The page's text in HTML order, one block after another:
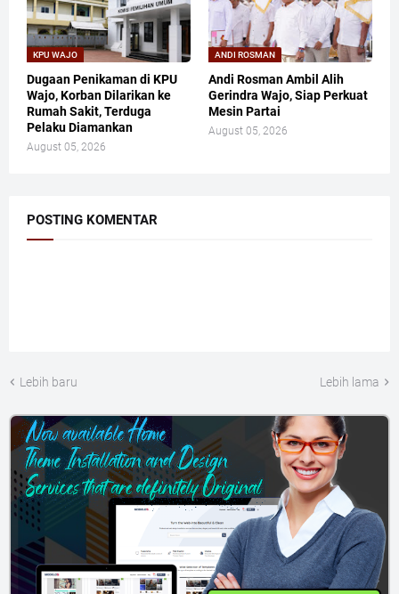
KPU WAJO
Dugaan Penikaman di KPU
Wajo, Korban Dilarikan ke
Rumah Sakit, Terduga
Pelaku Diamankan
August 05, 2026
ANDI ROSMAN
Andi Rosman Ambil Alih
Gerindra Wajo, Siap Perkuat
Mesin Partai
August 05, 2026
POSTING KOMENTAR
Lebih baru Lebih lama